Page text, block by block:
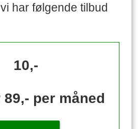
har følgende tilbud
10,-
89,- per måned